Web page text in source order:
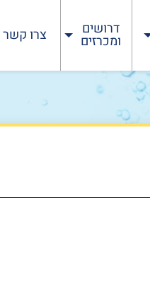
דרושים
ומכרזים צרו קשר